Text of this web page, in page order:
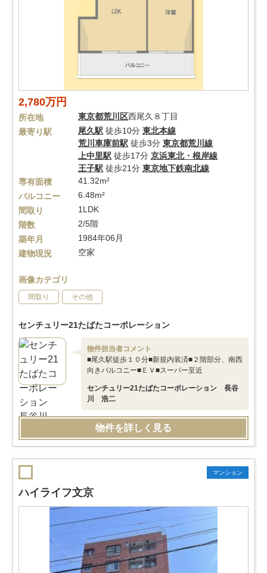
2,780万円
所在地 東京都荒川区西尾久８丁目
最寄り駅
尾久駅 徒歩10分 東北本線
荒川車庫前駅 徒歩3分 東京都荒川線
上中里駅 徒歩17分 京浜東北・根岸線
王子駅 徒歩21分 東京地下鉄南北線
専有面積
41.32m²
バルコニー
6.48m²
間取り
1LDK
階数
2/5階
築年月
1984年06月
建物現況
空家
画像カテゴリ
間取り その他
センチュリー21たばたコーポレーション
物件担当者コメント
■尾久駅徒歩１０分■新規内装済■２階部分、南西
向きバルコニー■ＥＶ■スーパー至近
センチュリー21たばたコーポレーション 長谷
川 浩二
物件を詳しく見る
マンション
ハイライフ文京